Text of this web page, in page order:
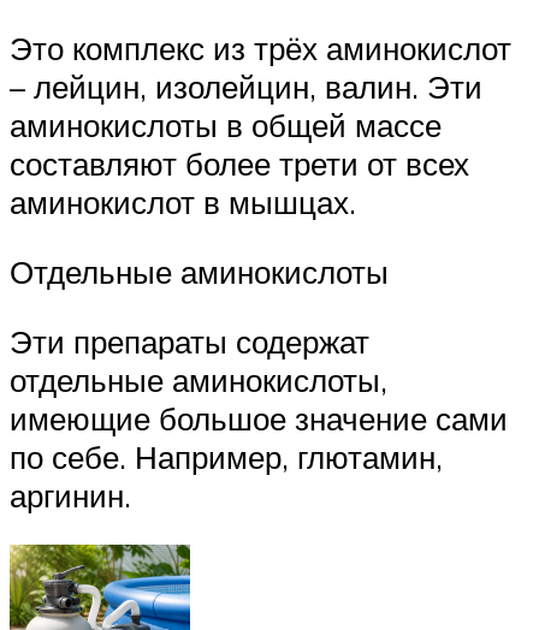
Это комплекс из трёх аминокислот
– лейцин, изолейцин, валин. Эти
аминокислоты в общей массе
составляют более трети от всех
аминокислот в мышцах.
Отдельные аминокислоты
Эти препараты содержат
отдельные аминокислоты,
имеющие большое значение сами
по себе. Например, глютамин,
аргинин.